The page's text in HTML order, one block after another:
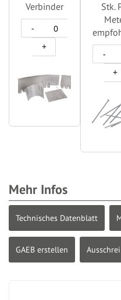
Verbinder
-
+
Stk.
-
+
Mehr Infos
Technisches Datenblatt
GAEB erstellen